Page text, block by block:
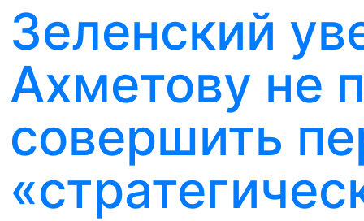
Зеленский
Ахметову не
совершить